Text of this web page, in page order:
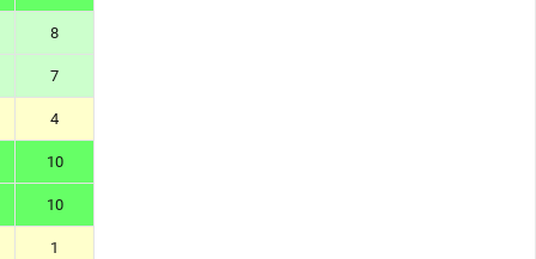
8
7
4
10
10
1